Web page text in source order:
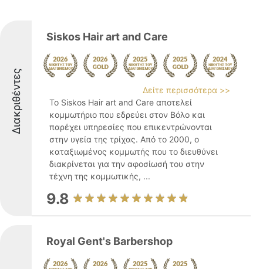
Διακριθέντες
Siskos Hair art and Care
Δείτε περισσότερα >>
Το Siskos Hair art and Care αποτελεί
κομμωτήριο που εδρεύει στον Βόλο και
παρέχει υπηρεσίες που επικεντρώνονται
στην υγεία της τρίχας. Από το 2000, ο
καταξιωμένος κομμωτής που το διευθύνει
διακρίνεται για την αφοσίωσή του στην
τέχνη της κομμωτικής, ...
9.8
Royal Gent's Barbershop